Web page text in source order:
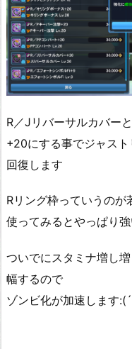
R／Jリバーサルカバー
+20にする事でジャス
回復します
Rリング枠っていうの
使ってみるとやっぱり
ついでにスタミナ増し
幅するので
ゾンビ化が加速します